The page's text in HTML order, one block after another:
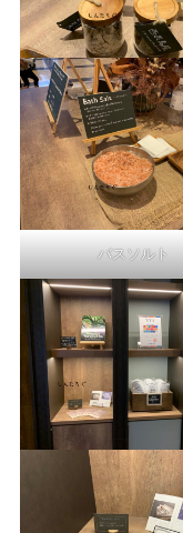
バスソルト